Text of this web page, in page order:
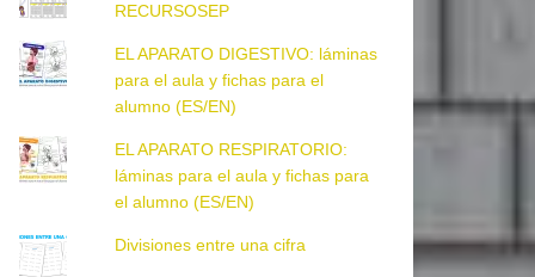
RECURSOSEP
EL APARATO DIGESTIVO: láminas
para el aula y fichas para el
alumno (ES/EN)
EL APARATO RESPIRATORIO:
láminas para el aula y fichas para
el alumno (ES/EN)
Divisiones entre una cifra